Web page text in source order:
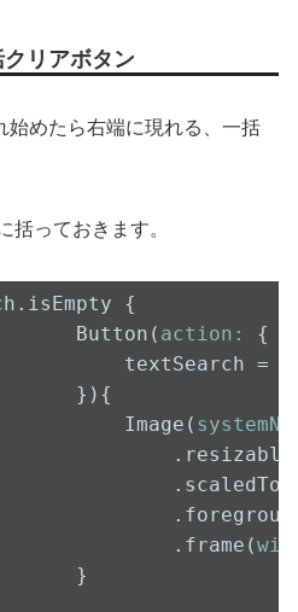
リアボタン
始めたら右端に現れる、一括
括っておきます。
{
Button(
action:
{
textSearch =
}){
Image(
.frame(
}